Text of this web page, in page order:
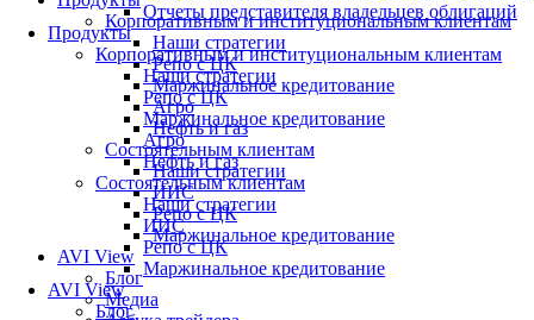
Отчеты представителя владельцев облигаций
Продукты
Корпоративным и институциональным клиентам
Наши стратегии
Репо с ЦК
Маржинальное кредитование
Агро
Нефть и газ
Состоятельным клиентам
Наши стратегии
ИИС
Репо с ЦК
Маржинальное кредитование
AVI View
Блог
Корпоративным и институциональным клиентам
Наши стратегии
Репо с ЦК
Маржинальное кредитование
Агро
Нефть и газ
Состоятельным клиентам
Наши стратегии
ИИС
Репо с ЦК
Маржинальное кредитование
AVI View
Блог
Медиа